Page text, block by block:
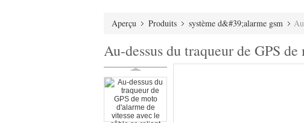
Aperçu Produits système d&#39;alarme gsm
Au-dessus du traqueur de GPS